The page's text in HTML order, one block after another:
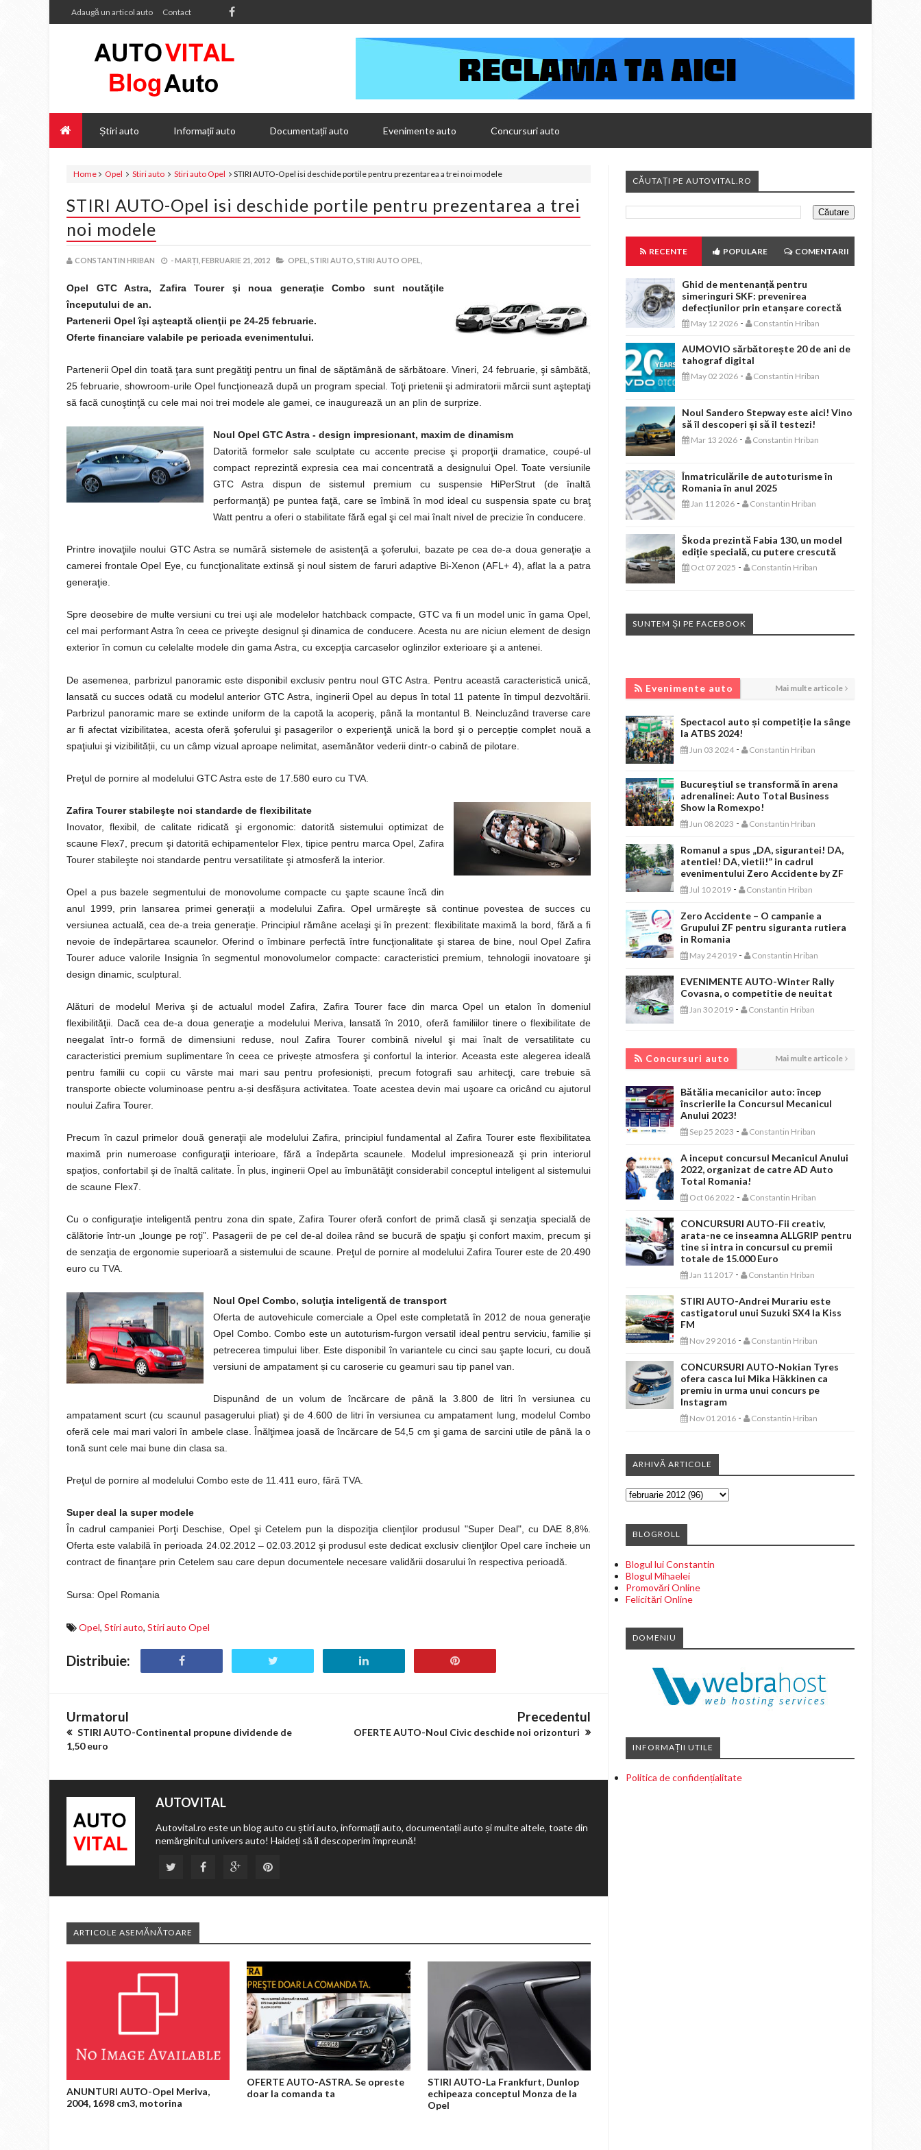
Adaugă un articol auto Contact
Știri auto Informații auto Documentații auto Evenimente auto Concursuri auto
Home Opel Stiri auto Stiri auto Opel STIRI AUTO-Opel isi deschide portile pentru prezentarea a trei noi modele
STIRI AUTO-Opel isi deschide portile pentru prezentarea a trei
noi modele
CONSTANTIN HRIBAN -MARȚI, FEBRUARIE 21, 2012 OPEL, STIRI AUTO, STIRI AUTO OPEL,
Opel GTC Astra, Zafira Tourer şi noua generaţie Combo sunt noutăţile
începutului de an.
Partenerii Opel îşi aşteaptă clienţii pe 24-25 februarie.
Oferte financiare valabile pe perioada evenimentului.
Partenerii Opel din toată ţara sunt pregătiţi pentru un final de săptămână de sărbătoare. Vineri, 24 februarie, şi sâmbătă,
25 februarie, showroom-urile Opel funcţionează după un program special. Toţi prietenii şi admiratorii mărcii sunt aşteptaţi
să facă cunoştinţă cu cele mai noi trei modele ale gamei, ce inaugurează un an plin de surprize.
Noul Opel GTC Astra - design impresionant, maxim de dinamism
Datorită formelor sale sculptate cu accente precise şi proporţii dramatice, coupé-ul
compact reprezintă expresia cea mai concentrată a designului Opel. Toate versiunile
GTC Astra dispun de sistemul premium cu suspensie HiPerStrut (de înaltă
performanţă) pe puntea faţă, care se îmbină în mod ideal cu suspensia spate cu braţ
Watt pentru a oferi o stabilitate fără egal şi cel mai înalt nivel de precizie în conducere.
Printre inovaţiile noului GTC Astra se numără sistemele de asistenţă a şoferului, bazate pe cea de-a doua generaţie a
camerei frontale Opel Eye, cu funcţionalitate extinsă şi noul sistem de faruri adaptive Bi-Xenon (AFL+ 4), aflat la a patra
generaţie.
Spre deosebire de multe versiuni cu trei uşi ale modelelor hatchback compacte, GTC va fi un model unic în gama Opel,
cel mai performant Astra în ceea ce priveşte designul şi dinamica de conducere. Acesta nu are niciun element de design
exterior în comun cu celelalte modele din gama Astra, cu excepţia carcaselor oglinzilor exterioare şi a antenei.
De asemenea, parbrizul panoramic este disponibil exclusiv pentru noul GTC Astra. Pentru această caracteristică unică,
lansată cu succes odată cu modelul anterior GTC Astra, inginerii Opel au depus în total 11 patente în timpul dezvoltării.
Parbrizul panoramic mare se extinde uniform de la capotă la acoperiş, până la montantul B. Neincluzând traverse care
ar fi afectat vizibilitatea, acesta oferă şoferului şi pasagerilor o experienţă unică la bord şi o percepție complet nouă a
spaţiului şi vizibilității, cu un câmp vizual aproape nelimitat, asemănător vederii dintr-o cabină de pilotare.
Preţul de pornire al modelului GTC Astra este de 17.580 euro cu TVA.
Zafira Tourer stabileşte noi standarde de flexibilitate
Inovator, flexibil, de calitate ridicată şi ergonomic: datorită sistemului optimizat de
scaune Flex7, precum şi datorită echipamentelor Flex, tipice pentru marca Opel, Zafira
Tourer stabileşte noi standarde pentru versatilitate şi atmosferă la interior.
Opel a pus bazele segmentului de monovolume compacte cu şapte scaune încă din
anul 1999, prin lansarea primei generaţii a modelului Zafira. Opel urmăreşte să continue povestea de succes cu
versiunea actuală, cea de-a treia generaţie. Principiul rămâne acelaşi şi în prezent: flexibilitate maximă la bord, fără a fi
nevoie de îndepărtarea scaunelor. Oferind o îmbinare perfectă între funcţionalitate şi starea de bine, noul Opel Zafira
Tourer aduce valorile Insignia în segmentul monovolumelor compacte: caracteristici premium, tehnologii inovatoare şi
design dinamic, sculptural.
Alături de modelul Meriva şi de actualul model Zafira, Zafira Tourer face din marca Opel un etalon în domeniul
flexibilităţii. Dacă cea de-a doua generaţie a modelului Meriva, lansată în 2010, oferă familiilor tinere o flexibilitate de
neegalat într-o formă de dimensiuni reduse, noul Zafira Tourer combină nivelul şi mai înalt de versatilitate cu
caracteristici premium suplimentare în ceea ce privește atmosfera şi confortul la interior. Aceasta este alegerea ideală
pentru familii cu copii cu vârste mai mari sau pentru profesioniști, precum fotografi sau arhitecţi, care trebuie să
transporte obiecte voluminoase pentru a-și desfășura activitatea. Toate acestea devin mai uşoare ca oricând cu ajutorul
noului Zafira Tourer.
Precum în cazul primelor două generaţii ale modelului Zafira, principiul fundamental al Zafira Tourer este flexibilitatea
maximă prin numeroase configuraţii interioare, fără a îndepărta scaunele. Modelul impresionează şi prin interiorul
spaţios, confortabil şi de înaltă calitate. În plus, inginerii Opel au îmbunătăţit considerabil conceptul inteligent al sistemului
de scaune Flex7.
Cu o configuraţie inteligentă pentru zona din spate, Zafira Tourer oferă confort de primă clasă şi senzaţia specială de
călătorie într-un „lounge pe roţi”. Pasagerii de pe cel de-al doilea rând se bucură de spaţiu şi confort maxim, precum şi
de senzaţia de ergonomie superioară a sistemului de scaune. Preţul de pornire al modelului Zafira Tourer este de 20.490
euro cu TVA.
Noul Opel Combo, soluţia inteligentă de transport
Oferta de autovehicule comerciale a Opel este completată în 2012 de noua generaţie
Opel Combo. Combo este un autoturism-furgon versatil ideal pentru serviciu, familie și
petrecerea timpului liber. Este disponibil în variantele cu cinci sau şapte locuri, cu două
versiuni de ampatament și cu caroserie cu geamuri sau tip panel van.
Dispunând de un volum de încărcare de până la 3.800 de litri în versiunea cu
ampatament scurt (cu scaunul pasagerului pliat) şi de 4.600 de litri în versiunea cu ampatament lung, modelul Combo
oferă cele mai mari valori în ambele clase. Înălţimea joasă de încărcare de 54,5 cm şi gama de sarcini utile de până la o
tonă sunt cele mai bune din clasa sa.
Preţul de pornire al modelului Combo este de 11.411 euro, fără TVA.
Super deal la super modele
În cadrul campaniei Porţi Deschise, Opel şi Cetelem pun la dispoziţia clienţilor produsul "Super Deal", cu DAE 8,8%.
Oferta este valabilă în perioada 24.02.2012 – 02.03.2012 şi produsul este dedicat exclusiv clienţilor Opel care încheie un
contract de finanţare prin Cetelem sau care depun documentele necesare validării dosarului în respectiva perioadă.
Sursa: Opel Romania
Opel, Stiri auto, Stiri auto Opel
Distribuie:
Urmatorul
STIRI AUTO-Continental propune dividende de
1,50 euro
Precedentul
OFERTE AUTO-Noul Civic deschide noi orizonturi
AUTOVITAL
Autovital.ro este un blog auto cu știri auto, informații auto, documentații auto și multe altele, toate din
nemărginitul univers auto! Haideți să îl descoperim împreună!
ARTICOLE ASEMĂNĂTOARE
ANUNTURI AUTO-Opel Meriva,
2004, 1698 cm3, motorina
OFERTE AUTO-ASTRA. Se opreste
doar la comanda ta
STIRI AUTO-La Frankfurt, Dunlop
echipeaza conceptul Monza de la
Opel
CĂUTAȚI PE AUTOVITAL.RO
RECENTE POPULARE COMENTARII
Ghid de mentenanță pentru
simeringuri SKF: prevenirea
defecțiunilor prin etanșare corectă
May 12 2026 - Constantin Hriban
AUMOVIO sărbătorește 20 de ani de
tahograf digital
May 02 2026 - Constantin Hriban
Noul Sandero Stepway este aici! Vino
să îl descoperi și să îl testezi!
Mar 13 2026 - Constantin Hriban
Înmatriculările de autoturisme în
Romania în anul 2025
Jan 11 2026 - Constantin Hriban
Škoda prezintă Fabia 130, un model
ediție specială, cu putere crescută
Oct 07 2025 - Constantin Hriban
SUNTEM ȘI PE FACEBOOK
Evenimente auto Mai multe articole
Spectacol auto și competiție la sânge
la ATBS 2024!
Jun 03 2024 - Constantin Hriban
Bucureștiul se transformă în arena
adrenalinei: Auto Total Business
Show la Romexpo!
Jun 08 2023 - Constantin Hriban
Romanul a spus „DA, sigurantei! DA,
atentiei! DA, vietii!” in cadrul
evenimentului Zero Accidente by ZF
Jul 10 2019 - Constantin Hriban
Zero Accidente – O campanie a
Grupului ZF pentru siguranta rutiera
in Romania
May 24 2019 - Constantin Hriban
EVENIMENTE AUTO-Winter Rally
Covasna, o competitie de neuitat
Jan 30 2019 - Constantin Hriban
Concursuri auto Mai multe articole
Bătălia mecanicilor auto: încep
înscrierile la Concursul Mecanicul
Anului 2023!
Sep 25 2023 - Constantin Hriban
A inceput concursul Mecanicul Anului
2022, organizat de catre AD Auto
Total Romania!
Oct 06 2022 - Constantin Hriban
CONCURSURI AUTO-Fii creativ,
arata-ne ce inseamna ALLGRIP pentru
tine si intra in concursul cu premii
totale de 15.000 Euro
Jan 11 2017 - Constantin Hriban
STIRI AUTO-Andrei Murariu este
castigatorul unui Suzuki SX4 la Kiss
FM
Nov 29 2016 - Constantin Hriban
CONCURSURI AUTO-Nokian Tyres
ofera casca lui Mika Häkkinen ca
premiu in urma unui concurs pe
Instagram
Nov 01 2016 - Constantin Hriban
ARHIVĂ ARTICOLE
BLOGROLL
Blogul lui Constantin
Blogul Mihaelei
Promovări Online
Felicitări Online
DOMENIU
INFORMAȚII UTILE
Politica de confidențialitate